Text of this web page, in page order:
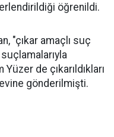
öğrenildi.
"çıkar amaçlı suç
de çıkarıldıkları
gönderilmişti.